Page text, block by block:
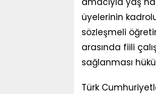
üyelerinin
sözleşmeli
arasında fiili
sağlanması
Türk